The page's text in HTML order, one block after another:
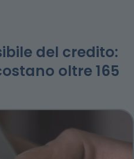
del credito:
oltre 165